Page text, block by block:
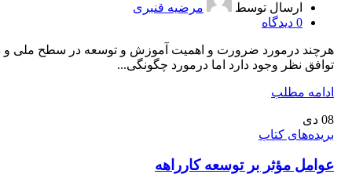
ارسال توسط
مرضیه قنبری
0 دیدگاه
هرچند درمورد ضرورت و اهمیت آموزش و توسعه در سطح ملی و
توافق نظر وجود دارد اما درمورد چگونگی...
ادامه مطلب
08 دی
بریده‌های کتاب
عوامل مؤثر بر توسعه کارراهه